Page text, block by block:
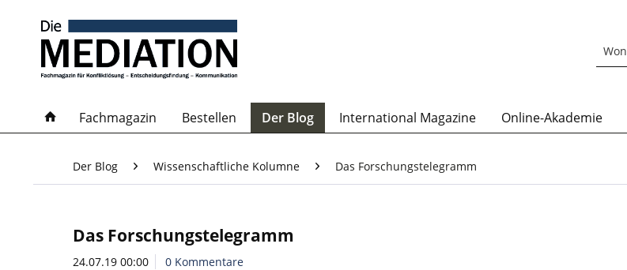
Fachmagazin Bestellen Der Blog International Magazine Online-Akademie
Der Blog Wissenschaftliche Kolumne Das Forschungstelegramm
Das Forschungstelegramm
24.07.19 00:00 0 Kommentare